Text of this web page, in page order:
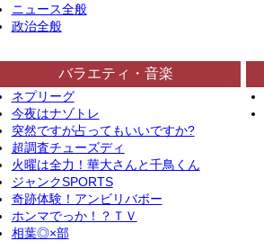
ニュース全般
政治全般
バラエティ・音楽
ネプリーグ
今夜はナゾトレ
突然ですが占ってもいいですか?
超調査チューズディ
火曜は全力！華大さんと千鳥くん
ジャンクSPORTS
奇跡体験！アンビリバボー
ホンマでっか！？ＴＶ
相葉◎×部